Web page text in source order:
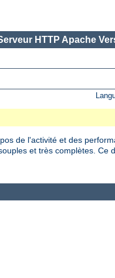
HTTP Apache
de l'activité et des
et très complètes. Ce